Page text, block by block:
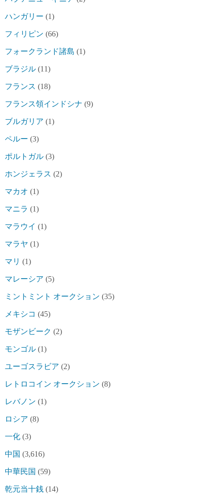
ハンガリー (1)
フィリピン (66)
フォークランド諸島 (1)
ブラジル (11)
フランス (18)
フランス領インドシナ (9)
ブルガリア (1)
ペルー (3)
ポルトガル (3)
ホンジェラス (2)
マカオ (1)
マニラ (1)
マラウイ (1)
マラヤ (1)
マリ (1)
マレーシア (5)
ミントミント オークション (35)
メキシコ (45)
モザンビーク (2)
モンゴル (1)
ユーゴスラビア (2)
レトロコイン オークション (8)
レバノン (1)
ロシア (8)
一化 (3)
中国 (3,616)
中華民国 (59)
乾元当十銭 (14)